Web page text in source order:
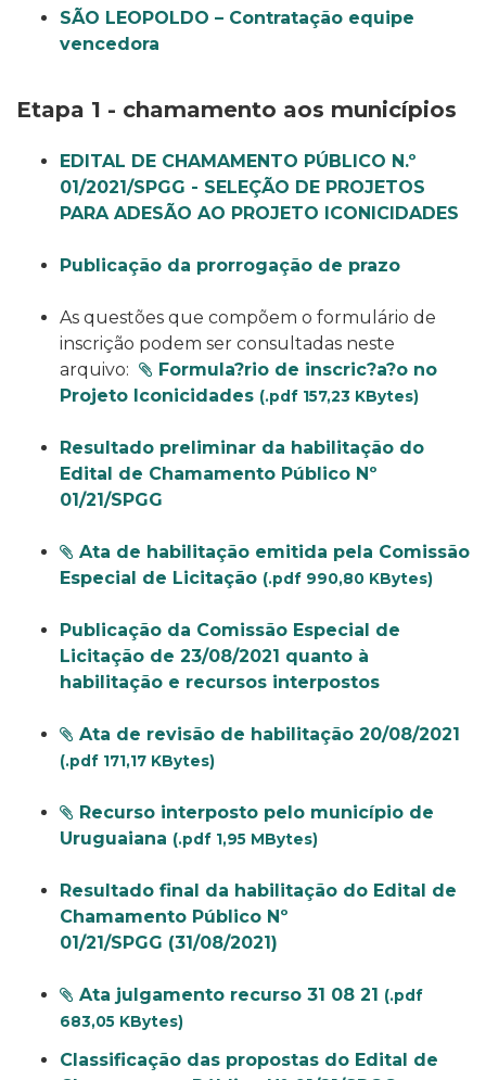
SÃO LEOPOLDO – Contratação equipe
vencedora
Etapa 1 - chamamento aos municípios
EDITAL DE CHAMAMENTO PÚBLICO N.º
01/2021/SPGG - SELEÇÃO DE PROJETOS
PARA ADESÃO AO PROJETO ICONICIDADES
Publicação da prorrogação de prazo
As questões que compõem o formulário de
inscrição podem ser consultadas neste
arquivo:
Formula?rio de inscric?a?o no
Projeto Iconicidades (.pdf 157,23 KBytes)
Resultado preliminar da habilitação do
Edital de Chamamento Público Nº
01/21/SPGG
Ata de habilitação emitida pela Comissão
Especial de Licitação (.pdf 990,80 KBytes)
Publicação da Comissão Especial de
Licitação de 23/08/2021 quanto à
habilitação e recursos interpostos
Ata de revisão de habilitação 20/08/2021
(.pdf 171,17 KBytes)
Recurso interposto pelo município de
Uruguaiana (.pdf 1,95 MBytes)
Resultado final da habilitação do Edital de
Chamamento Público Nº
01/21/SPGG (31/08/2021)
Ata julgamento recurso 31 08 21 (.pdf
683,05 KBytes)
Classificação das propostas do Edital de